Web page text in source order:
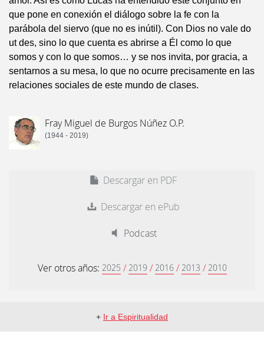
que pone en conexión el diálogo sobre la fe con la
parábola del siervo (que no es inútil). Con Dios no vale do
ut des, sino lo que cuenta es abrirse a Él como lo que
somos y con lo que somos… y se nos invita, por gracia, a
sentarnos a su mesa, lo que no ocurre precisamente en las
relaciones sociales de este mundo de clases.
Fray Miguel de Burgos Núñez O.P.
(1944 - 2019)
Descargar en PDF
Descargar en ePub
Podcast
Ver otros años: 2025 / 2019 / 2016 / 2013 / 2010
+ Ir a Espiritualidad